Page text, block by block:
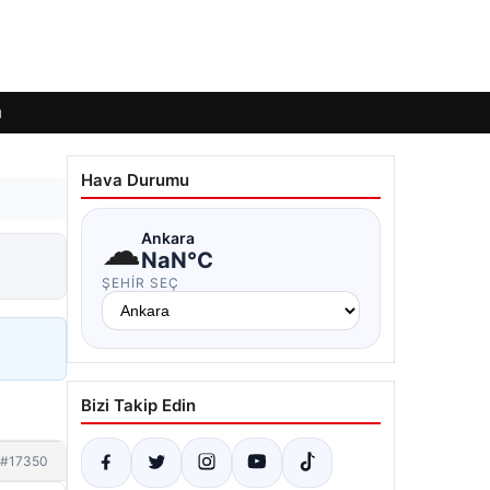
#17350
Hava Durumu
☁Ankara
NaN°C
ŞEHIR SEÇ
Bizi Takip Edin